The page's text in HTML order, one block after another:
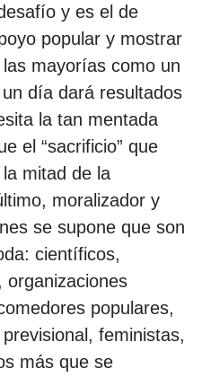
y es el de
popular y mostrar
mayorías como un
día dará resultados
la tan mentada
el “sacrificio” que
mitad de la
moralizador y
se supone que son
científicos,
organizaciones
populares,
feministas,
más que se